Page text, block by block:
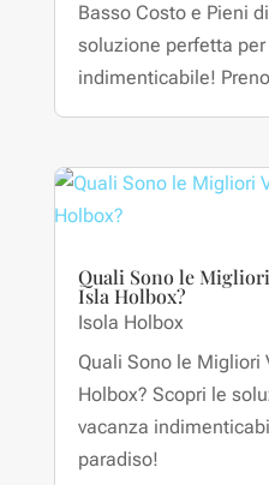
Basso Costo e Pieni
soluzione perfetta
indimenticabile!
Quali Sono le
Isla Holbox?
Isola Holbox
Quali Sono le Migliori
Holbox? Scopri le
vacanza
paradiso!